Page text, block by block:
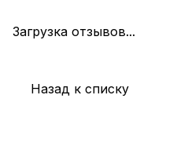
Загрузка отзывов...
Назад к списку